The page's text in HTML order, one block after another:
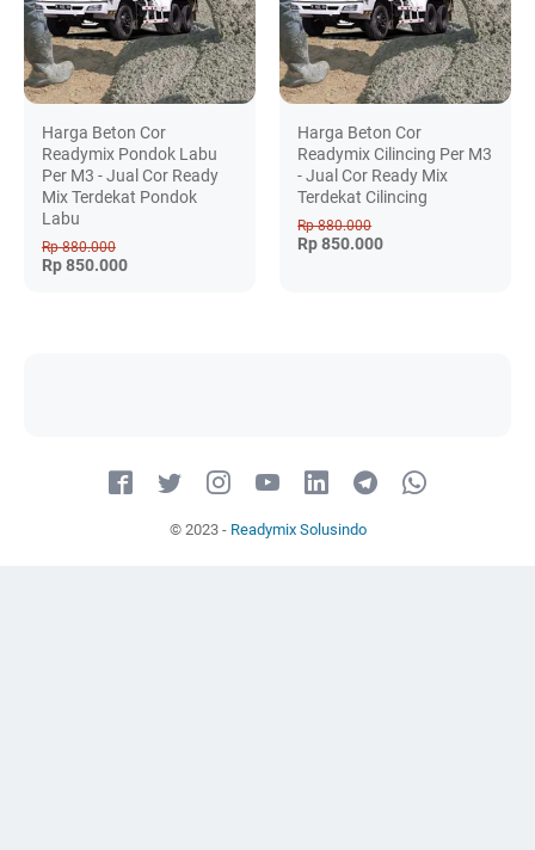
Harga Beton Cor
Readymix Pondok Labu
Per M3 - Jual Cor Ready
Mix Terdekat Pondok
Labu
Rp 880.000
Rp 850.000
Harga Beton Cor
Readymix Cilincing Per M3
- Jual Cor Ready Mix
Terdekat Cilincing
Rp 880.000
Rp 850.000
© 2023 - Readymix Solusindo